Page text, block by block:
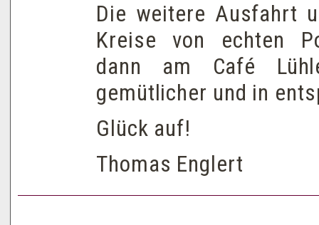
Die weitere Ausfahrt
Kreise von echten
dann am Café
gemütlicher und in
Glück auf!
Thomas Englert